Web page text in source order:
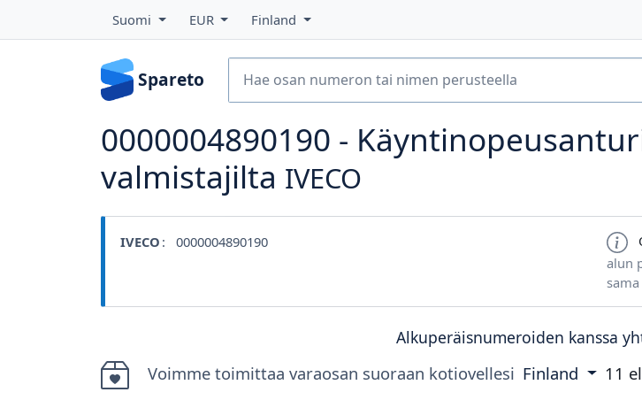
Suomi EUR Finland
Spareto
0000004890190 -
valmistajilta IVECO
IVECO : 0000004890190
alun
Alkuperäisnumeroiden kanssa
Voimme toimittaa varaosan suoraan kotiovellesi Finland 11